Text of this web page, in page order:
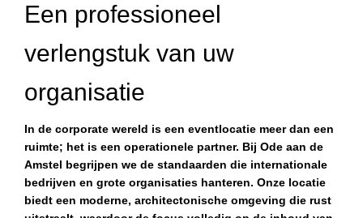
Een professioneel
verlengstuk van uw
organisatie
In de corporate wereld is een eventlocatie meer dan een
ruimte; het is een operationele partner. Bij Ode aan de
Amstel begrijpen we de standaarden die internationale
bedrijven en grote organisaties hanteren. Onze locatie
biedt een moderne, architectonische omgeving die rust